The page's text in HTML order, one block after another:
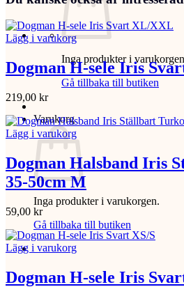
Inga produkter i
Gå tillbaka till butiken
Varukorg
Inga produkter i varukorgen.
Gå tillbaka till butiken
Lägg i varukorg
Dogman H-sele Iris
219,00 kr
Lägg i varukorg
Dogman Halsband Iris
35-50cm M
59,00 kr
Lägg i varukorg
Dogman H-sele Iris